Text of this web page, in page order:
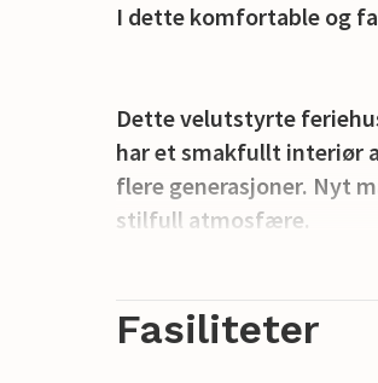
I dette komfortable og
Dette velutstyrte
har et smakfullt interiør
flere generasjoner. Nyt
stilfull atmosfære.
Nyt en herlig stund
Fasiliteter